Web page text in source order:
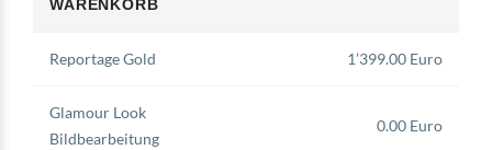
WARENKORB
Reportage Gold 1’399.00 Euro
Glamour Look
Bildbearbeitung
0.00 Euro